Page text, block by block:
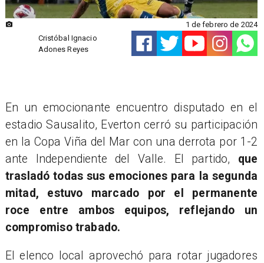
Cristóbal Ignacio
Adones Reyes
1 de febrero de 2024
En un emocionante encuentro disputado en el
estadio Sausalito, Everton cerró su participación
en la Copa Viña del Mar con una derrota por 1-2
ante Independiente del Valle. El partido, que
trasladó todas sus emociones para la segunda
mitad, estuvo marcado por el permanente
roce entre ambos equipos, reflejando un
compromiso trabado.
​El elenco local aprovechó para rotar jugadores